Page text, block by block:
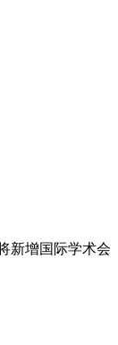
新增国际学术会